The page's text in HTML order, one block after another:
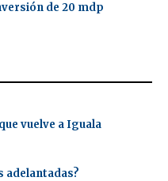
de 20 mdp
vuelve a Iguala
adelantadas?